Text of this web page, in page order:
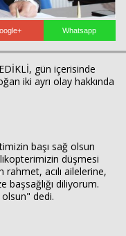
Whatsapp
gün içerisinde
iki ayrı olay hakkında
başı sağ olsun
düşmesi
acılı ailelerine,
başsağlığı diliyorum.
dedi.
Haberin Doğru Adresi.